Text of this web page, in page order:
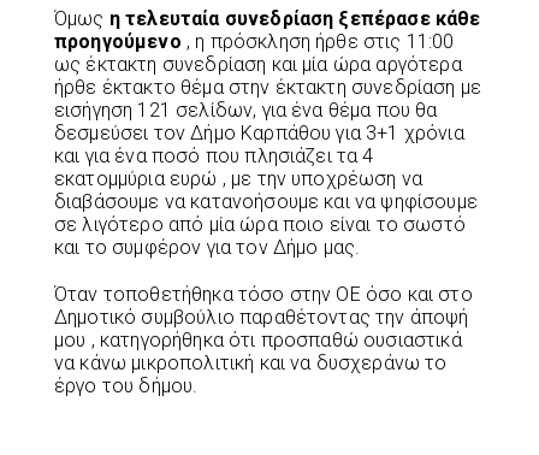
Όμως η τελευταία συνεδρίαση ξεπέρασε κάθε
προηγούμενο , η πρόσκληση ήρθε στις 11:00
ως έκτακτη συνεδρίαση και μία ώρα αργότερα
ήρθε έκτακτο θέμα στην έκτακτη συνεδρίαση με
εισήγηση 121 σελίδων, για ένα θέμα που θα
δεσμεύσει τον Δήμο Καρπάθου για 3+1 χρόνια
και για ένα ποσό που πλησιάζει τα 4
εκατομμύρια ευρώ , με την υποχρέωση να
διαβάσουμε να κατανοήσουμε και να ψηφίσουμε
σε λιγότερο από μία ώρα ποιο είναι το σωστό
και το συμφέρον για τον Δήμο μας.
Όταν τοποθετήθηκα τόσο στην ΟΕ όσο και στο
Δημοτικό συμβούλιο παραθέτοντας την άποψή
μου , κατηγορήθηκα ότι προσπαθώ ουσιαστικά
να κάνω μικροπολιτική και να δυσχεράνω το
έργο του δήμου.